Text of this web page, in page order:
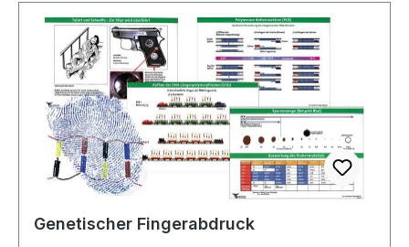
Genetischer Fingerabdruck